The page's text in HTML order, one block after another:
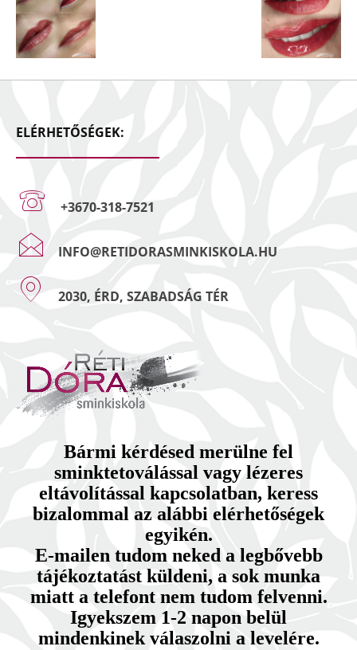
ELÉRHETŐSÉGEK:
+3670-318-7521
INFO@RETIDORASMINKISKOLA.HU
2030, ÉRD, SZABADSÁG TÉR
Bármi kérdésed merülne fel
sminktetoválással vagy lézeres
eltávolítással kapcsolatban, keress
bizalommal az alábbi elérhetőségek
egyikén.
E-mailen tudom neked a legbővebb
tájékoztatást küldeni, a sok munka
miatt a telefont nem tudom felvenni.
Igyekszem 1-2 napon belül
mindenkinek válaszolni a levelére.